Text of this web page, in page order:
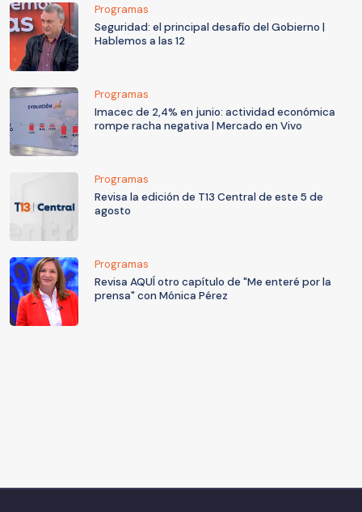
Programas
Seguridad: el principal desafío del Gobierno |
Hablemos a las 12
Programas
Imacec de 2,4% en junio: actividad económica
rompe racha negativa | Mercado en Vivo
Programas
Revisa la edición de T13 Central de este 5 de
agosto
Programas
Revisa AQUÍ otro capítulo de "Me enteré por la
prensa" con Mónica Pérez